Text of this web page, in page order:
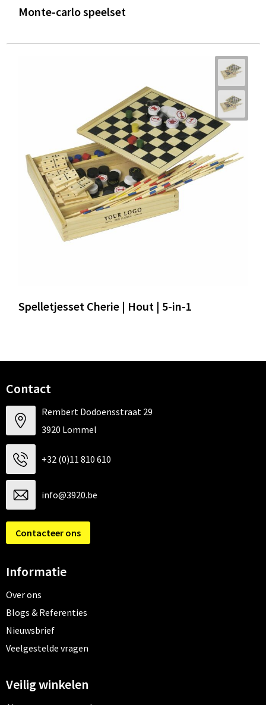
Monte-carlo speelset
Spelletjesset Cherie | Hout | 5-in-1
Contact
Rembert Dodoensstraat 29
3920 Lommel
+32 (0)11 810 610
info@3920.be
Contacteer ons
Informatie
Over ons
Blogs & Referenties
Nieuwsbrief
Veelgestelde vragen
Veilig winkelen